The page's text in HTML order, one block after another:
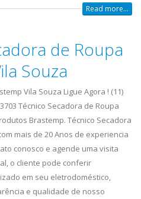
Read more...
de Roupa
Souza
Vila Souza Ligue Agora ! (11)
Técnico Secadora de Roupa
Brastemp. Técnico Secadora
mais de 20 Anos de experiencia
conosco e agende uma visita
o cliente pode conferir
em seu eletrodoméstico,
e qualidade de nosso